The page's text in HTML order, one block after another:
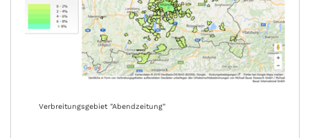
Verbreitungsgebiet "Abendzeitung"